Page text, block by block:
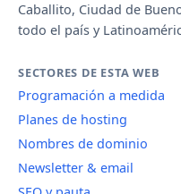
Caballito, Ciudad de
todo el país y
SECTORES DE ESTA WEB
Programación a medida
Planes de hosting
Nombres de dominio
Newsletter & email